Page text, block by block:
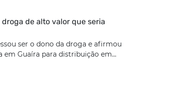
de alto valor que seria
ser o dono da droga e afirmou
em Guaíra para distribuição em...